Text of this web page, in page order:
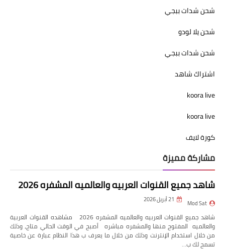
شحن شدات ببجي
شحن يلا لودو
شحن شدات ببجي
اشتراك شاهد
koora live
koora live
كورة لايف
مشاركة مميزة
شاهد جميع القنوات العربيه والعالميه المشفره 2026
Mod Sat 21 أبريل 2026
شاهد جميع القنوات العربيه والعالميه المشفره 2026 مشاهده القنوات العربية
والعالميه المفتوح منها والمشفره مباشره أصبح في الوقت الحالي متاح، وذلك
من خلال استخدام الإنترنت وذلك من خلال ما يعرف ب هذا النظام عبارة عن خاصية
تسمح لك ب…